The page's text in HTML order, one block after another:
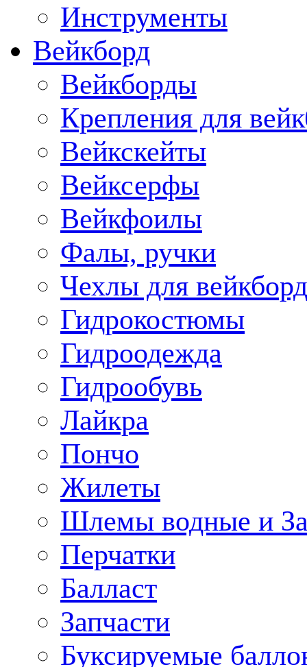
Инструменты
Вейкборд
Вейкборды
Крепления для
Вейкскейты
Вейксерфы
Вейкфоилы
Фалы, ручки
Чехлы для
Гидрокостюмы
Гидроодежда
Гидрообувь
Лайкра
Пончо
Жилеты
Шлемы водные и
Перчатки
Балласт
Запчасти
Буксируемые